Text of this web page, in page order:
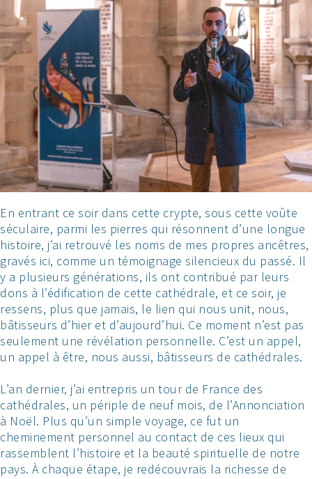
En entrant ce soir dans cette crypte, sous cette voûte
séculaire, parmi les pierres qui résonnent d’une longue
histoire, j’ai retrouvé les noms de mes propres ancêtres,
gravés ici, comme un témoignage silencieux du passé. Il
y a plusieurs générations, ils ont contribué par leurs
dons à l’édification de cette cathédrale, et ce soir, je
ressens, plus que jamais, le lien qui nous unit, nous,
bâtisseurs d’hier et d’aujourd’hui. Ce moment n’est pas
seulement une révélation personnelle. C’est un appel,
un appel à être, nous aussi, bâtisseurs de cathédrales.
L’an dernier, j’ai entrepris un tour de France des
cathédrales, un périple de neuf mois, de l’Annonciation
à Noël. Plus qu’un simple voyage, ce fut un
cheminement personnel au contact de ces lieux qui
rassemblent l’histoire et la beauté spirituelle de notre
pays. À chaque étape, je redécouvrais la richesse de